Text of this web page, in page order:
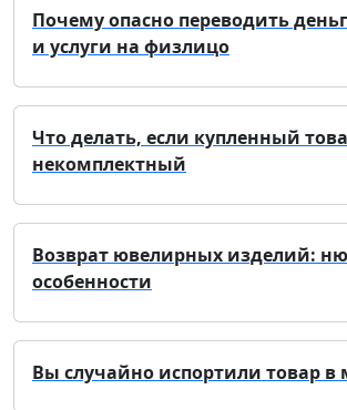
Почему опасно переводить
и услуги на физлицо
Что делать, если купленный
некомплектный
Возврат ювелирных изделий:
особенности
Вы случайно испортили товар в